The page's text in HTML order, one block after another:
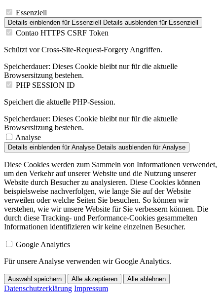
Essenziell
Details einblenden für Essenziell Details ausblenden für Essenziell
Contao HTTPS CSRF Token
Schützt vor Cross-Site-Request-Forgery Angriffen.
Speicherdauer: Dieses Cookie bleibt nur für die aktuelle
Browsersitzung bestehen.
PHP SESSION ID
Speichert die aktuelle PHP-Session.
Speicherdauer: Dieses Cookie bleibt nur für die aktuelle
Browsersitzung bestehen.
Analyse
Details einblenden für Analyse Details ausblenden für Analyse
Diese Cookies werden zum Sammeln von Informationen verwendet,
um den Verkehr auf unserer Website und die Nutzung unserer
Website durch Besucher zu analysieren. Diese Cookies können
beispielsweise nachverfolgen, wie lange Sie auf der Website
verweilen oder welche Seiten Sie besuchen. So können wir
verstehen, wie wir unsere Website für Sie verbessern können. Die
durch diese Tracking- und Performance-Cookies gesammelten
Informationen identifizieren wir keine einzelnen Besucher.
Google Analytics
Für unsere Analyse verwenden wir Google Analytics.
Auswahl speichern Alle akzeptieren Alle ablehnen
Datenschutzerklärung Impressum